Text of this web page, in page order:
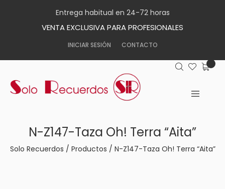
Entrega habitual en 24-72 horas
VENTA EXCLUSIVA PARA PROFESIONALES
INICIAR SESIÓN CONTACTO
N-Z147-Taza Oh! Terra “Aita”
Solo Recuerdos / Productos / N-Z147-Taza Oh! Terra “Aita”